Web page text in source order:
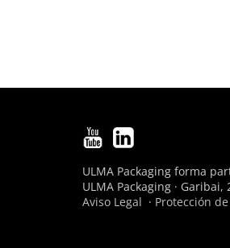
ULMA Packaging forma
ULMA Packaging · Garibai,
Aviso Legal · Protección